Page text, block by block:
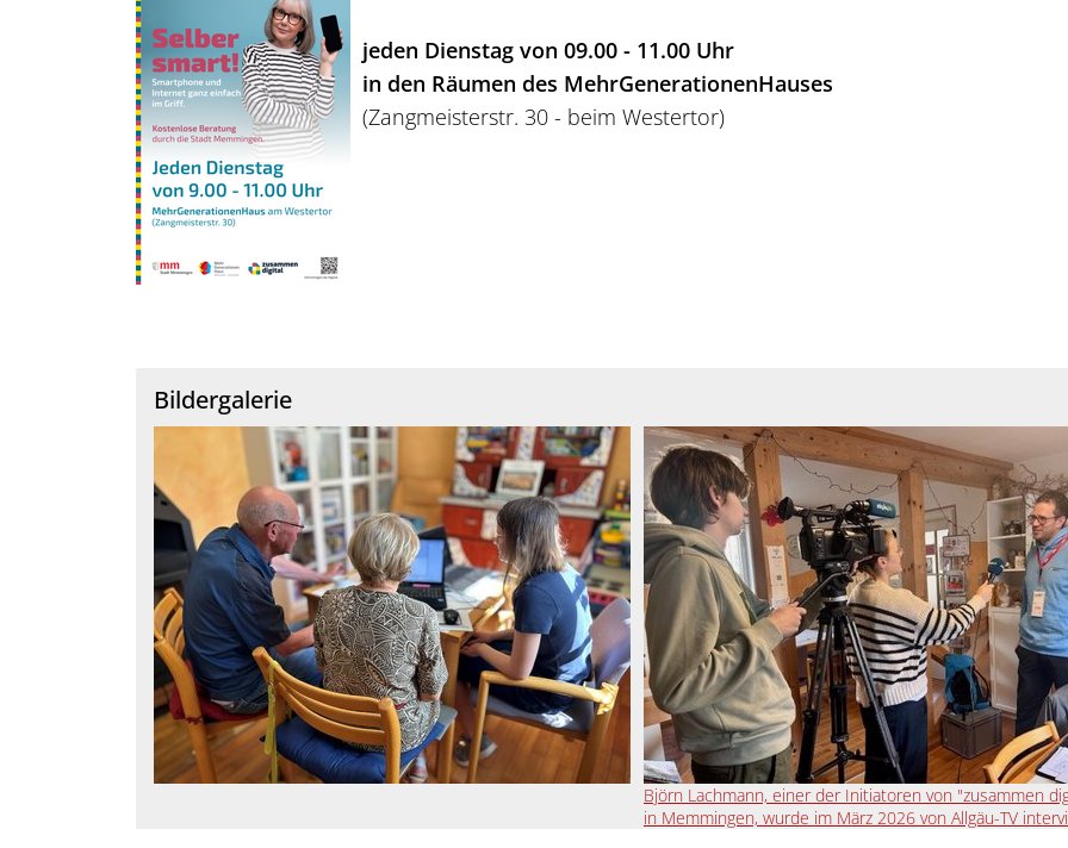
jeden Dienstag von 09.00 - 11.00 Uhr
in den Räumen des MehrGenerationenHauses
(Zangmeisterstr. 30 - beim Westertor)
Bildergalerie
Björn Lachmann, einer der Initiatoren von "zusammen
in Memmingen, wurde im März 2026 von Allgäu-TV